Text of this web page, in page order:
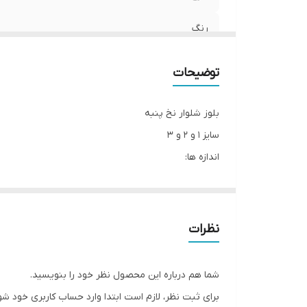
رنگ
توضیحات
بلوز شلوار نخ پنبه
سایز ۱ و ۲ و ۳
اندازه ها:
۳:پهنا۲۳، آستین۲۱،قدبلوز۳۴،شلوار ۴۰
نظرات
شما هم درباره این محصول نظر خود را بنویسید.
برای ثبت نظر، لازم است ابتدا وارد حساب کاربری خود